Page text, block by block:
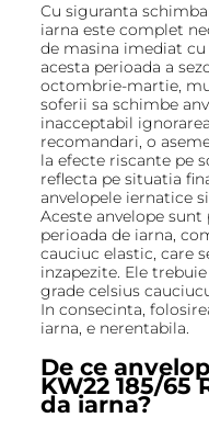
Cu siguranta
iarna este complet
de masina imediat
acesta perioada a
octombrie-martie,
soferii sa schimbe
inacceptabil
recomandari, o
la efecte riscante pe
reflecta pe situatia
anvelopele iernatice
Aceste anvelope
perioada de iarna,
cauciuc elastic, care
inzapezite. Ele
grade celsius
In consecinta,
iarna, e nerentabila.
De ce
KW22 185/65
da iarna?